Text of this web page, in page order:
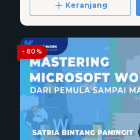
Keranjang
- 80%